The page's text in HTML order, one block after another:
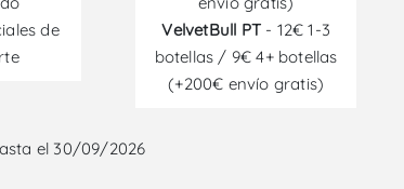
de
VelvetBull PT- 12€ 1-3
botellas / 9€ 4+ botellas
(+200€ envío gratis)
el 30/09/2026